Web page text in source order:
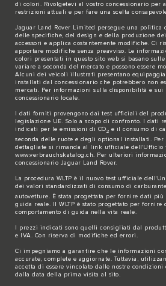
di colori. Rivolgetevi al vostro concessionario per
restrizioni attuali e per fare una scelta
Jaguar Land Rover Limited persegue una
delle specifiche, del design e della produzione
accessori e applica costantemente modifiche. Ci
apportare modifiche senza preavviso. Le
colori presentati in questo sito web si basano sulle
variare a seconda del mercato e possono essere
Alcuni dei veicoli illustrati presentano
installati dal concessionario che potrebbero non
mercati. Per informazioni sulla disponibilità e sui
concessionario locale.
I dati forniti provengono dai test ufficiali del
legislazione UE. Solo a scopo di confronto. I dati
indicati per le emissioni di CO2 e il consumo di
seconda delle ruote e degli optional installati.
dettagliate si rimanda al link ufficiale dell'Ufficio
www.verbrauchskatalog.ch . Per ulteriori
concessionario Jaguar Land Rover.
La procedura WLTP è il nuovo test ufficiale
dei valori standardizzati di consumo di
autovetture. È stata progettata per fornire dati
guida reale. Il WLTP è stato progettato per fornire
comportamento di guida nella vita reale.
I prezzi indicati sono quelli consigliati dal
e IVA. Con riserva di modifiche ed errori.
Ci impegniamo a garantire che le informazioni
accurate, complete e aggiornate. Tuttavia,
accetta di essere vincolato dalle nostre condizioni
dalla data della prima visita al sito.